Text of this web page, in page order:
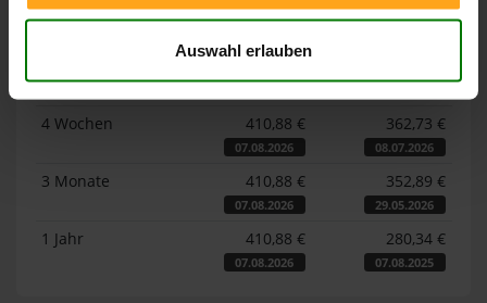
Auswahl erlauben
Lose Holzpellets
Zeitraum Höchststand
Tiefststand
4 Wochen
410,88 €
07.08.2026
362,73 €
08.07.2026
3 Monate 410,88 €
07.08.2026
352,89 €
29.05.2026
1 Jahr 410,88 €
07.08.2026
280,34 €
07.08.2025